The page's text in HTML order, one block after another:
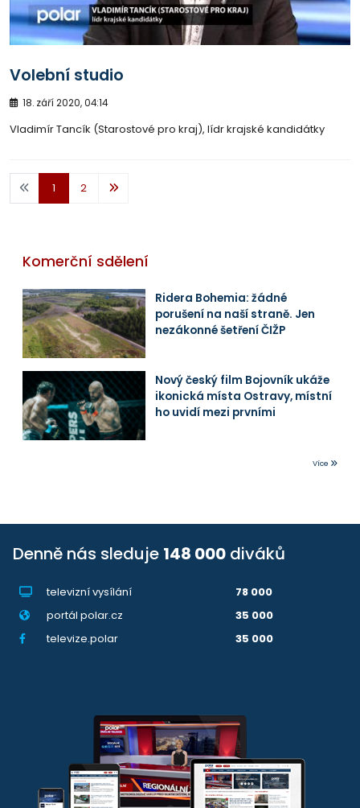
Volební studio
18. září 2020, 04:14
Vladimír Tancík (Starostové pro kraj), lídr krajské kandidátky
1 2
Komerční sdělení
Ridera Bohemia: žádné
porušení na naší straně. Jen
nezákonné šetření ČIŽP
Nový český film Bojovník ukáže
ikonická místa Ostravy, místní
ho uvidí mezi prvními
Více
Denně nás sleduje 148 000 diváků
televizní vysílání
78 000
portál polar.cz
35 000
televize.polar
35 000